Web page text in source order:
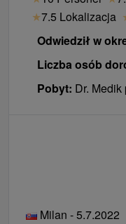
★7.5 Lokalizacja
Odwiedził w
Liczba osób
Pobyt: Dr.
Milan - 5.7.2022